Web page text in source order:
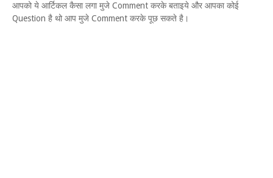
आपको ये आर्टिकल कैसा लगा मुजे Comment करके बताइये और आपका कोई
Question है थो आप मुजे Comment करके पूछ सकते है।